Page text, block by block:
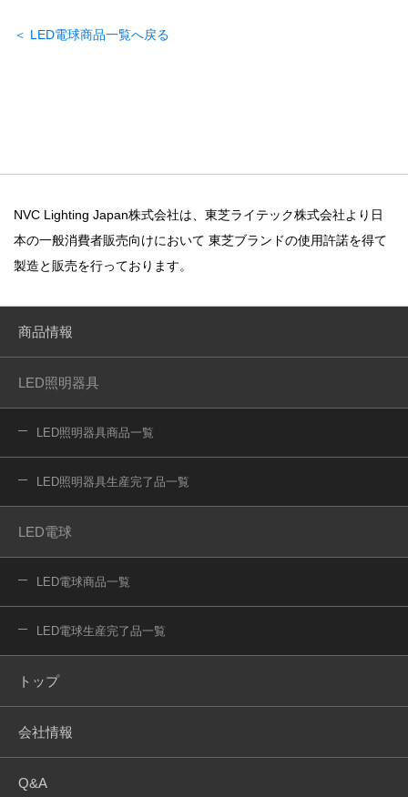
＜ LED電球商品一覧へ戻る
NVC Lighting Japan株式会社は、東芝ライテック株式会社より日
本の一般消費者販売向けにおいて 東芝ブランドの使用許諾を得て
製造と販売を行っております。
商品情報
LED照明器具
LED照明器具商品一覧
LED照明器具生産完了品一覧
LED電球
LED電球商品一覧
LED電球生産完了品一覧
トップ
会社情報
Q&A